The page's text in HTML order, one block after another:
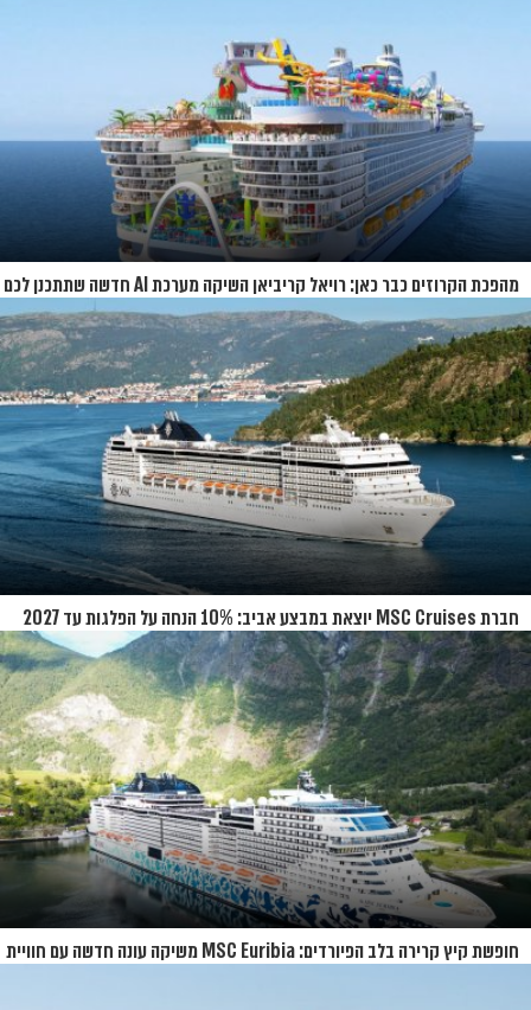
מהפכת הקרוזים כבר כאן: רויאל קריביאן השיקה מערכת AI חדשה שתתכנן לכם
את כל ההפלגה
חברת MSC Cruises יוצאת במבצע אביב: 10% הנחה על הפלגות עד 2027
חופשת קיץ קרירה בלב הפיורדים: MSC Euribia משיקה עונה חדשה עם חוויית